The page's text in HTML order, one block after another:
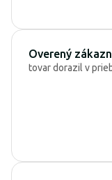
Overený
tovar dorazil v